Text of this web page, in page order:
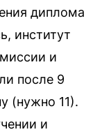
диплома
институт
и
после 9
(нужно 11).
и